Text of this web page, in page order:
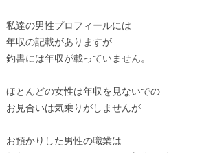
私達の男性プロフィールには
年収の記載がありますが
釣書には年収が載っていません。
ほとんどの女性は年収を見ないでの
お見合いは気乗りがしませんが
お預かりした男性の職業は